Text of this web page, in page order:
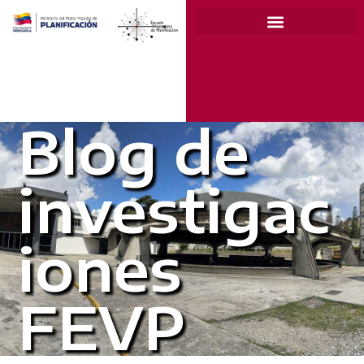
Blog de
investigac
iones
FEVP